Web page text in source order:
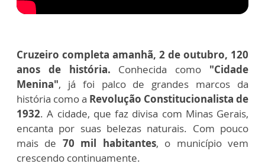
Cruzeiro completa amanhã, 2 de outubro, 120
anos de história. Conhecida como "Cidade
Menina", já foi palco de grandes marcos da
história como a Revolução Constitucionalista de
1932. A cidade, que faz divisa com Minas Gerais,
encanta por suas belezas naturais. Com pouco
mais de 70 mil habitantes, o município vem
crescendo continuamente.